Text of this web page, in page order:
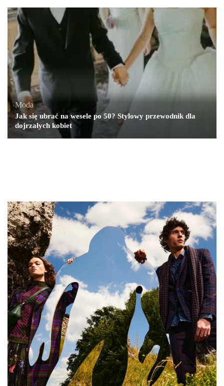
Moda
Jak się ubrać na wesele po 50? Stylowy przewodnik dla
dojrzałych kobiet